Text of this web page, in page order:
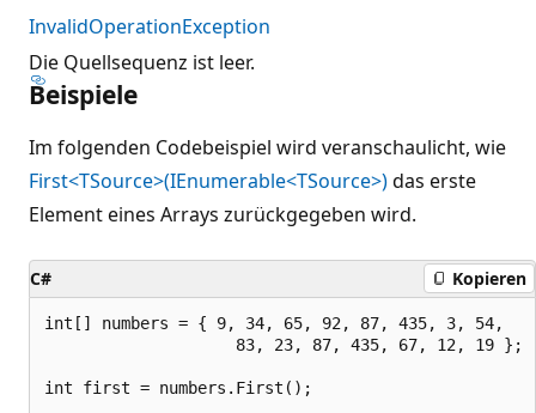
InvalidOperationException
Die Quellsequenz ist leer.
Beispiele
Im folgenden Codebeispiel wird veranschaulicht, wie
First<TSource>(IEnumerable<TSource>)das erste
Element eines Arrays zurückgegeben wird.
C# Kopieren
int[] numbers = { 9, 34, 65, 92, 87, 435, 3, 54,
                    83, 23, 87, 435, 67, 12, 19 };
int first = numbers.First();